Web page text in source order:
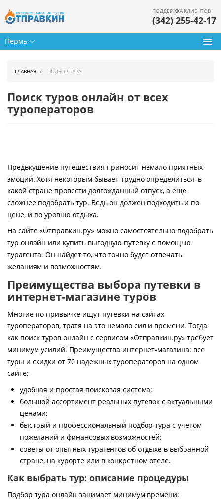
Пермь
ПОДДЕРЖКА КЛИЕНТОВ
(342) 255-42-17
Горящие туры
Страны
Как купить
Контакты
ГЛАВНАЯ ПОДБОР ТУРА
Поиск туров онлайн от всех
туроператоров
Предвкушение путешествия приносит немало приятных
эмоций. Хотя некоторым бывает трудно определиться, в
какой стране провести долгожданный отпуск, а еще
сложнее подобрать тур. Ведь он должен подходить и по
цене, и по уровню отдыха.
На сайте «Отправкин.ру» можно самостоятельно подобрать
тур онлайн или купить выгодную путевку с помощью
турагента. Он найдет то, что точно будет отвечать
желаниям и возможностям.
Преимущества выбора путевки в
интернет-магазине туров
Многие по привычке ищут путевки на сайтах
туроператоров, тратя на это немало сил и времени. Тогда
как поиск туров онлайн с сервисом «Отправкин.ру» требует
минимум усилий. Преимущества интернет-магазина: все
туры и скидки от 70 надежных туроператоров на одном
сайте;
удобная и простая поисковая система;
большой ассортимент реальных путевок с актуальными
ценами;
быстрый и профессиональный подбор тура с учетом
пожеланий и финансовых возможностей;
советы от опытных турагентов об отдыхе в выбранной
стране, на курорте или в конкретном отеле.
Как выбрать тур: описание процедуры
Подбор тура онлайн занимает минимум времени: